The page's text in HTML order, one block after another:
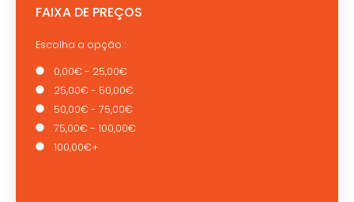
FAIXA DE PREÇOS
Escolha a opção :
0,00€ - 25,00€
25,00€ - 50,00€
50,00€ - 75,00€
75,00€ - 100,00€
100,00€+